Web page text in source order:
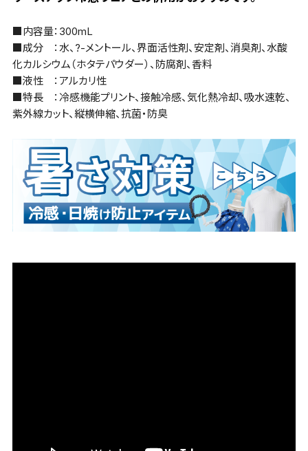
■内容量：300mL
■成分 ：水、?-メントール、界面活性剤、安定剤、消臭剤、水酸
化カルシウム（ホタテパウダー）、防腐剤、香料
■液性 ：アルカリ性
■特長 ：冷感機能プリント、接触冷感、気化熱冷却、吸水速乾、
紫外線カット、縦横伸縮、抗菌・防臭